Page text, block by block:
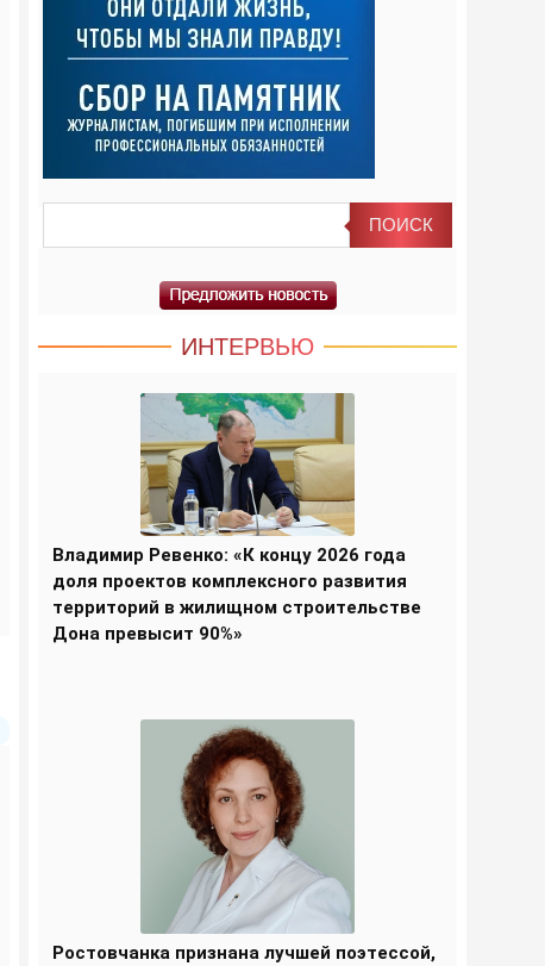
ИНТЕРВЬЮ
Владимир Ревенко: «К концу 2026 года
доля проектов комплексного развития
территорий в жилищном строительстве
Дона превысит 90%»
Ростовчанка признана лучшей поэтессой,